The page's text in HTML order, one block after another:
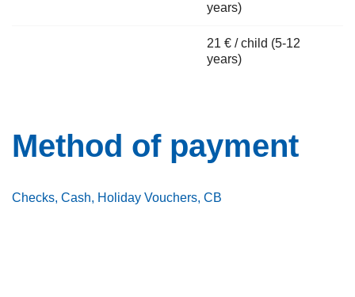
years)
21 € / child (5-12
years)
Method of payment
Checks, Cash, Holiday Vouchers, CB